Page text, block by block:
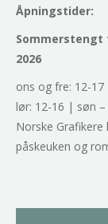
Åpningstider:
Sommerstengt
2026
ons og fre: 12-
lør: 12-16 | søn
Norske
påskeuken og